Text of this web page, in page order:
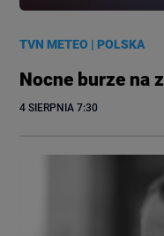
TVN METEO |POLSKA
Nocne burze na
4 SIERPNIA 7:30